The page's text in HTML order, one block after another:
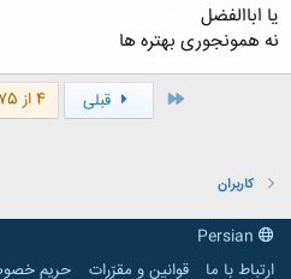
یا اباالفضل
نه همونجوری بهتره ها
قبلی 4 از 75
کاربران
ارتباط با ما
قوانین و مقرّرات حریم